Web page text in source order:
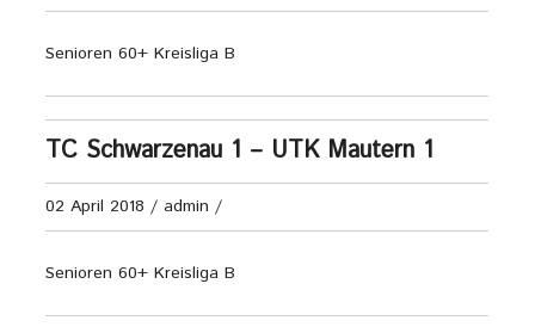
Senioren 60+ Kreisliga B
TC Schwarzenau 1 – UTK Mautern 1
02 April 2018 / admin /
Senioren 60+ Kreisliga B